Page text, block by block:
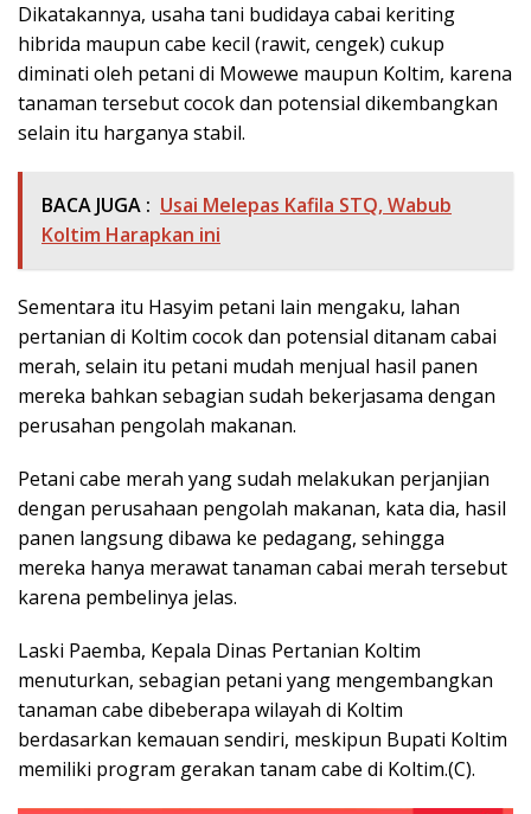
Dikatakannya, usaha tani budidaya cabai keriting
hibrida maupun cabe kecil (rawit, cengek) cukup
diminati oleh petani di Mowewe maupun Koltim, karena
tanaman tersebut cocok dan potensial dikembangkan
selain itu harganya stabil.
BACA JUGA : Usai Melepas Kafila STQ, Wabub
Koltim Harapkan ini
Sementara itu Hasyim petani lain mengaku, lahan
pertanian di Koltim cocok dan potensial ditanam cabai
merah, selain itu petani mudah menjual hasil panen
mereka bahkan sebagian sudah bekerjasama dengan
perusahan pengolah makanan.
Petani cabe merah yang sudah melakukan perjanjian
dengan perusahaan pengolah makanan, kata dia, hasil
panen langsung dibawa ke pedagang, sehingga
mereka hanya merawat tanaman cabai merah tersebut
karena pembelinya jelas.
Laski Paemba, Kepala Dinas Pertanian Koltim
menuturkan, sebagian petani yang mengembangkan
tanaman cabe dibeberapa wilayah di Koltim
berdasarkan kemauan sendiri, meskipun Bupati Koltim
memiliki program gerakan tanam cabe di Koltim.(C).